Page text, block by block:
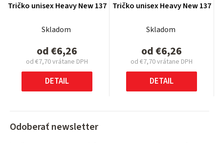
Tričko unisex Heavy New 137
Skladom
od€6,26
od €7,70vrátane DPH
Jednotková
cena:
DETAIL
Tričko unisex Heavy New 137
Skladom
od€6,26
od €7,70vrátane DPH
Jednotková
cena:
DETAIL
Odoberať newsletter